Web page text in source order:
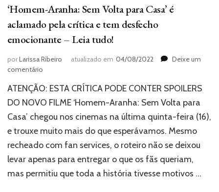
‘Homem-Aranha: Sem Volta para Casa’ é
aclamado pela crítica e tem desfecho
emocionante – Leia tudo!
porLarissa Ribeiro atualizado em 04/08/2022
Deixe um
comentário
Aranha:
Sem
para
Casa’
aclamado
pela
crítica
ATENÇÃO: ESTA CRÍTICA PODE CONTER SPOILERS
DO NOVO FILME ‘Homem-Aranha: Sem Volta para
Casa’ chegou nos cinemas na última quinta-feira (16),
e trouxe muito mais do que esperávamos. Mesmo
recheado com fan services, o roteiro não se deixou
levar apenas para entregar o que os fãs queriam,
mas permitiu que toda a história tivesse motivos …